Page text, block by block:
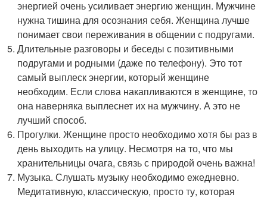
энергией очень усиливает энергию женщин. Мужчине
нужна тишина для осознания себя. Женщина лучше
понимает свои переживания в общении с подругами.
Длительные разговоры и беседы с позитивными
подругами и родными (даже по телефону). Это тот
самый выплеск энергии, который женщине
необходим. Если слова накапливаются в женщине, то
она наверняка выплеснет их на мужчину. А это не
лучший способ.
Прогулки. Женщине просто необходимо хотя бы раз в
день выходить на улицу. Несмотря на то, что мы
хранительницы очага, связь с природой очень важна!
Музыка. Слушать музыку необходимо ежедневно.
Медитативную, классическую, просто ту, которая